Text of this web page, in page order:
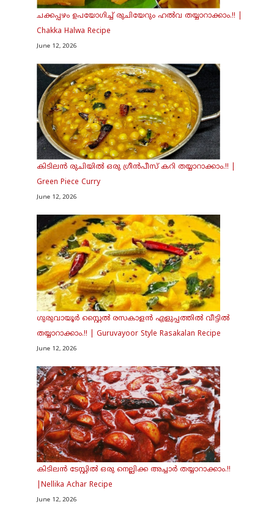
ചക്കപ്പഴം ഉപയോഗിച്ച് രുചിയേറും ഹൽവ തയ്യാറാക്കാം.!! |
Chakka Halwa Recipe
June 12, 2026
കിടിലൻ രുചിയിൽ ഒരു ഗ്രീൻപീസ് കറി തയ്യാറാക്കാം.!! |
Green Piece Curry
June 12, 2026
ഗുരുവായൂർ സ്റ്റൈൽ രസകാളൻ എളുപ്പത്തിൽ വീട്ടിൽ
തയ്യാറാക്കാം.!! | Guruvayoor Style Rasakalan Recipe
June 12, 2026
കിടിലൻ ടേസ്റ്റിൽ ഒരു നെല്ലിക്ക അച്ചാർ തയ്യാറാക്കാം.!!
|Nellika Achar Recipe
June 12, 2026